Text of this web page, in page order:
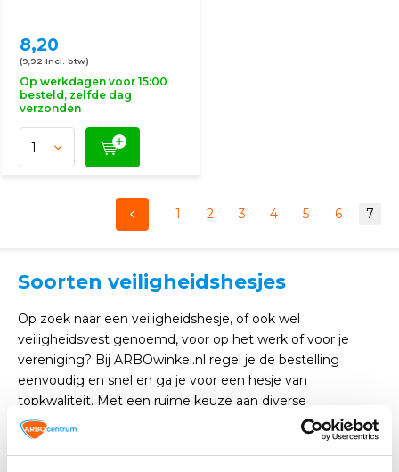
8,20
(9,92 Incl. btw)
Op werkdagen voor 15:00
besteld, zelfde dag
verzonden
1 2 3 4 5 6 7
Soorten veiligheidshesjes
Op zoek naar een veiligheidshesje, of ook wel
veiligheidsvest genoemd, voor op het werk of voor je
vereniging? Bij ARBOwinkel.nl regel je de bestelling
eenvoudig en snel en ga je voor een hesje van
topkwaliteit. Met een ruime keuze aan diverse
veiligheidsvesten, kun je eenvoudig vergelijken welk
model het beste bij jouw bedrijf past en kun je vervolgens